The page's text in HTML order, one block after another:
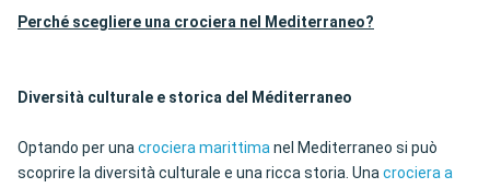
Perché scegliere una crociera nel Mediterraneo?
Diversità culturale e storica del Méditerraneo
Optando per unacrociera marittimanel Mediterraneo si può
scoprire la diversità culturale e una ricca storia. Unacrociera a